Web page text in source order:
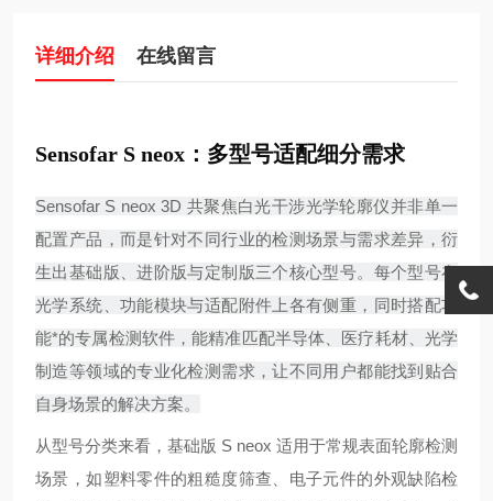
详细介绍 在线留言
Sensofar S neox：多型号适配细分需求
Sensofar S neox 3D 共聚焦白光干涉光学轮廓仪并非单一
配置产品，而是针对不同行业的检测场景与需求差异，衍
生出基础版、进阶版与定制版三个核心型号。每个型号在
光学系统、功能模块与适配附件上各有侧重，同时搭配功
能*的专属检测软件，能精准匹配半导体、医疗耗材、光学
制造等领域的专业化检测需求，让不同用户都能找到贴合
自身场景的解决方案。
从型号分类来看，基础版 S neox 适用于常规表面轮廓检测
场景，如塑料零件的粗糙度筛查、电子元件的外观缺陷检